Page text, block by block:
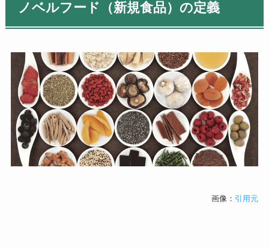
ノベルフード（新規食品）の定義
画像： 引用元